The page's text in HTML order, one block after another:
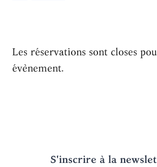
Les réservations sont closes
évènement.
S'inscrire à la